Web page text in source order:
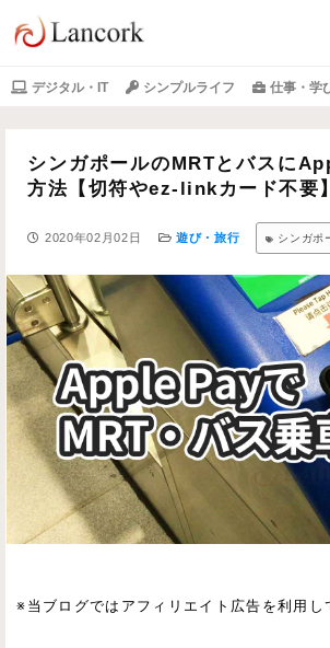
デジタル・IT シンプルライフ 仕事・学
シンガポールのMRTとバスに
方法【切符やez-linkカード不要】
2020年02月02日 遊び・旅行 シンガポ
※当ブログではアフィリエイト広告を利用し